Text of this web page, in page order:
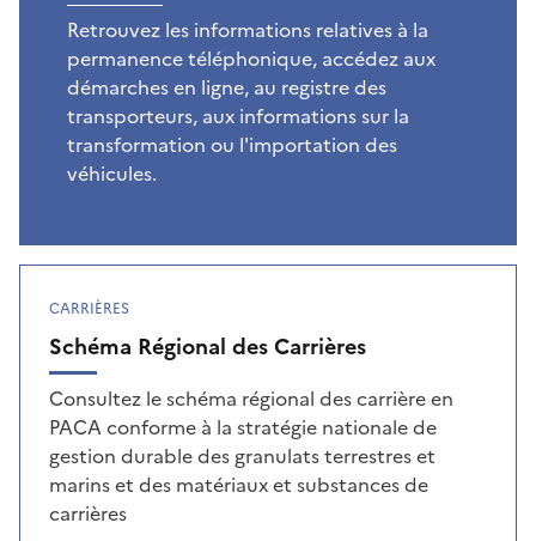
Retrouvez les informations relatives à la
permanence téléphonique, accédez aux
démarches en ligne, au registre des
transporteurs, aux informations sur la
transformation ou l'importation des
véhicules.
Schéma Régional des Carrières
CARRIÈRES
Consultez le schéma régional des carrière en
PACA conforme à la stratégie nationale de
gestion durable des granulats terrestres et
marins et des matériaux et substances de
carrières